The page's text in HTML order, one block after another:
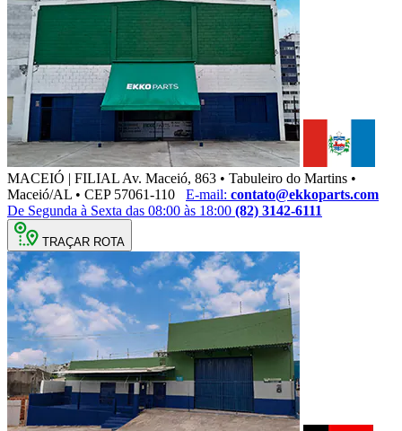
MACEIÓ | FILIAL Av. Maceió, 863 • Tabuleiro do Martins •
Maceió/AL • CEP 57061-110
E-mail: contato@ekkoparts.com
De Segunda à Sexta das 08:00 às 18:00 (82) 3142-6111
TRAÇAR ROTA